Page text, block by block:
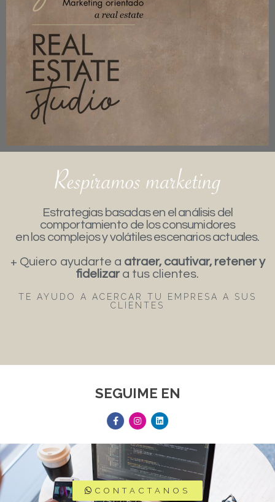
Estrategias basadas en el análisis del
comportamiento de los consumidores
en los complejos y volátiles escenarios actuales.
+ Quiero ayudarte a atraer, cautivar, retener y
fidelizar a tus clientes.
TE AYUDO A ACERCAR TU EMPRESA A SUS
CLIENTES
SEGUIME EN
CONTACTANOS